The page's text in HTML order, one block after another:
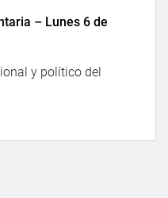
– Lunes 6 de
y político del